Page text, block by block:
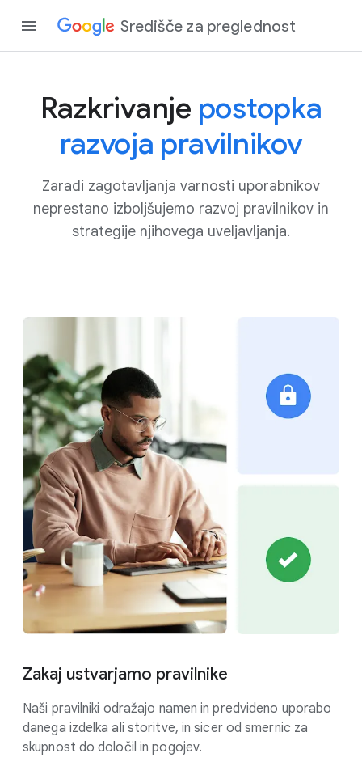
Središče za preglednost
Razkrivanje postopka
razvoja pravilnikov
Zaradi zagotavljanja varnosti uporabnikov
neprestano izboljšujemo razvoj pravilnikov in
strategije njihovega uveljavljanja.
Zakaj ustvarjamo pravilnike
Naši pravilniki odražajo namen in predvideno uporabo
danega izdelka ali storitve, in sicer od smernic za
skupnost do določil in pogojev.